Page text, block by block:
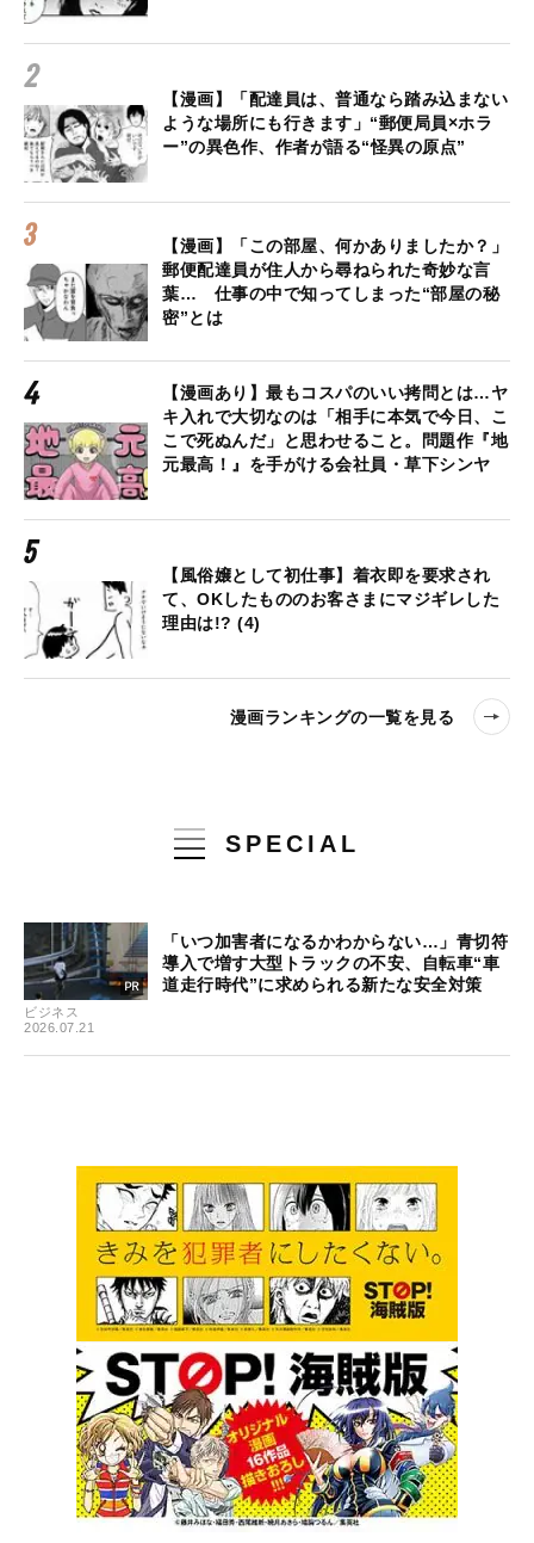
【漫画】「配達員は、普通なら踏み込まない
ような場所にも行きます」“郵便局員×ホラ
ー”の異色作、作者が語る“怪異の原点”
【漫画】「この部屋、何かありましたか？」
郵便配達員が住人から尋ねられた奇妙な言
葉… 仕事の中で知ってしまった“部屋の秘
密”とは
【漫画あり】最もコスパのいい拷問とは…ヤ
キ入れで大切なのは「相手に本気で今日、こ
こで死ぬんだ」と思わせること。問題作『地
元最高！』を手がける会社員・草下シンヤ
【風俗嬢として初仕事】着衣即を要求され
て、OKしたもののお客さまにマジギレした
理由は!? (4)
漫画ランキングの一覧を見る
SPECIAL
ビジネス
2026.07.21
「いつ加害者になるかわからない…」青切符
導入で増す大型トラックの不安、自転車“車
道走行時代”に求められる新たな安全対策